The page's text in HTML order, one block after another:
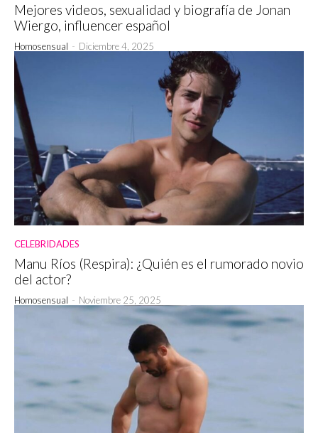
Mejores videos, sexualidad y biografía de Jonan
Wiergo, influencer español
Homosensual - Diciembre 4, 2025
CELEBRIDADES
Manu Ríos (Respira): ¿Quién es el rumorado novio
del actor?
Homosensual - Noviembre 25, 2025